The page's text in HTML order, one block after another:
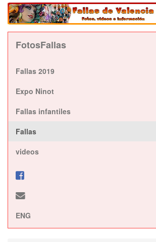
FotosFallas
Fallas 2019
Expo Ninot
Fallas infantiles
Fallas
videos
ENG